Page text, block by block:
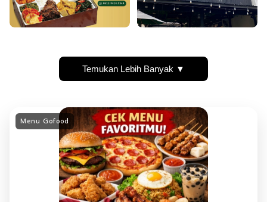
Temukan Lebih Banyak ▼
Menu Gofood